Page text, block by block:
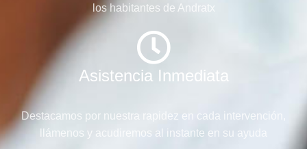
los habitantes de Andratx
Asistencia Inmediata
Destacamos por nuestra rapidez en cada intervención,
llámenos y acudiremos al instante en su ayuda